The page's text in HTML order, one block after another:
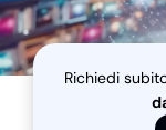
Blog
Richiedi